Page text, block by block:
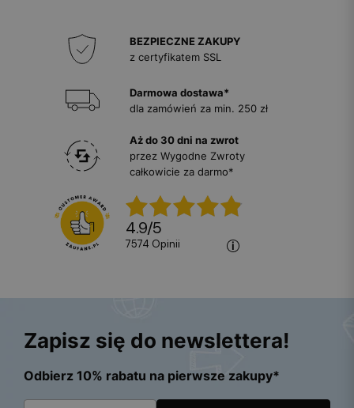
BEZPIECZNE ZAKUPY
z certyfikatem SSL
Darmowa dostawa*
dla zamówień za min. 250 zł
Aż do 30 dni na zwrot
przez Wygodne Zwroty
całkowicie za darmo*
4.9/5
7574 opinii
Zapisz się do newslettera!
Odbierz 10% rabatu na pierwsze zakupy*